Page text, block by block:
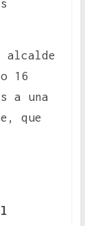
alcalde
16
a una
que